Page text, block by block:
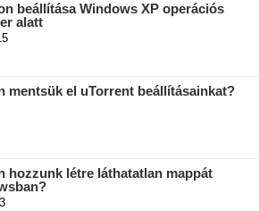
beállítása Windows XP operációs
alatt
mentsük el uTorrent beállításainkat?
hozzunk létre láthatatlan mappát